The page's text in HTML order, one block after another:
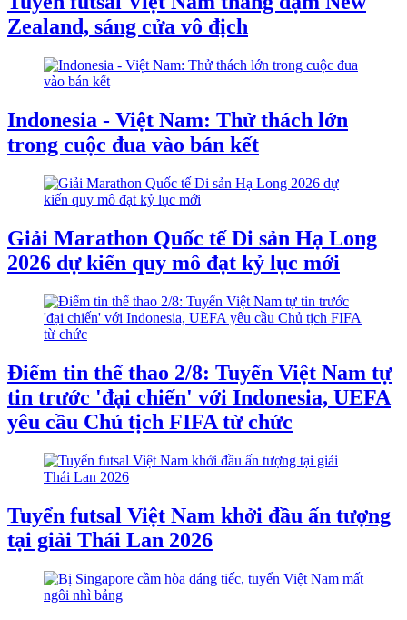
Zealand, sáng cửa vô địch
Indonesia - Việt Nam: Thử thách lớn
trong cuộc đua vào bán kết
Giải Marathon Quốc tế Di sản Hạ Long
2026 dự kiến quy mô đạt kỷ lục mới
Điểm tin thể thao 2/8: Tuyển Việt Nam tự
tin trước 'đại chiến' với Indonesia, UEFA
yêu cầu Chủ tịch FIFA từ chức
Tuyển futsal Việt Nam khởi đầu ấn tượng
tại giải Thái Lan 2026